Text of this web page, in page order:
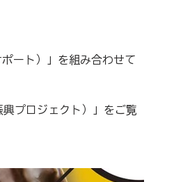
ート）」を組み合わせて
プロジェクト）」をご覧